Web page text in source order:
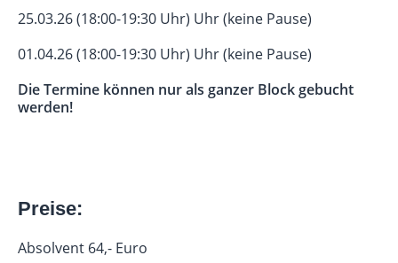
25.03.26 (18:00-19:30 Uhr) Uhr (keine Pause)
01.04.26 (18:00-19:30 Uhr) Uhr (keine Pause)
Die Termine können nur als ganzer Block gebucht
werden!
Preise:
Absolvent 64,- Euro